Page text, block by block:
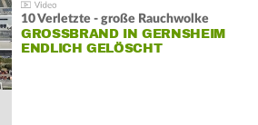
10 Verletzte - große Rauchwolke
GROSSBRAND IN GERNSHEIM E
NDLICH GELÖSCHT